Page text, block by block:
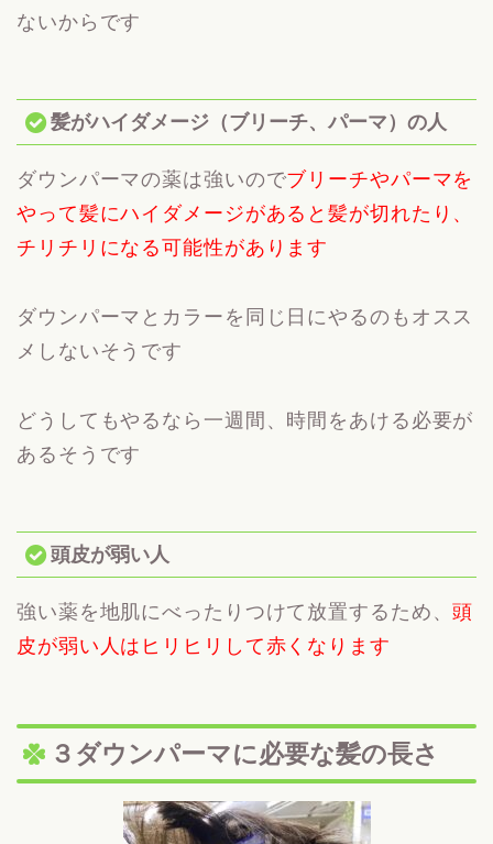
ないからです
髪がハイダメージ（ブリーチ、パーマ）の人
ダウンパーマの薬は強いのでブリーチやパーマを
やって髪にハイダメージがあると髪が切れたり、
チリチリになる可能性があります
ダウンパーマとカラーを同じ日にやるのもオスス
メしないそうです
どうしてもやるなら一週間、時間をあける必要が
あるそうです
頭皮が弱い人
強い薬を地肌にべったりつけて放置するため、頭
皮が弱い人はヒリヒリして赤くなります
３ダウンパーマに必要な髪の長さ